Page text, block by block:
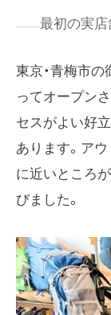
最初の実店
東京・青梅市の
ってオープン
セスがよい好
あります。ア
に近いところ
びました。